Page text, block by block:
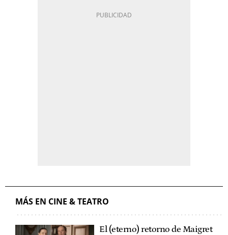
MÁS EN CINE & TEATRO
El (eterno) retorno de Maigret